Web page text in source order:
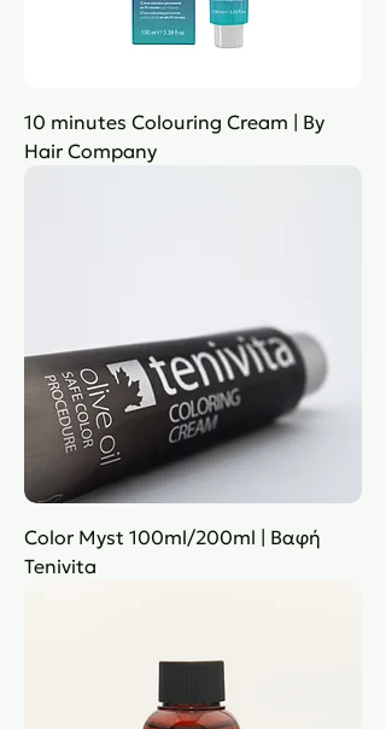
10 minutes Colouring Cream | By
Hair Company
Color Myst 100ml/200ml | Βαφή
Tenivita